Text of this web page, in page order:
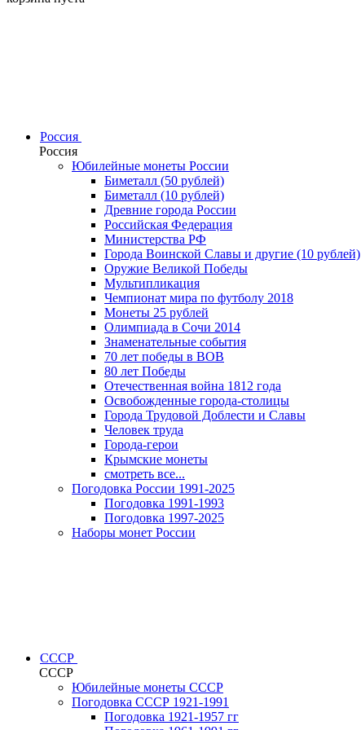
Россия
Россия
Юбилейные монеты России
Биметалл (50 рублей)
Биметалл (10 рублей)
Древние города России
Российская Федерация
Министерства РФ
Города Воинской Славы и другие (10 рублей)
Оружие Великой Победы
Мультипликация
Чемпионат мира по футболу 2018
Монеты 25 рублей
Олимпиада в Сочи 2014
Знаменательные события
70 лет победы в ВОВ
80 лет Победы
Отечественная война 1812 года
Освобожденные города-столицы
Города Трудовой Доблести и Славы
Человек труда
Города-герои
Крымские монеты
смотреть все...
Погодовка России 1991-2025
Погодовка 1991-1993
Погодовка 1997-2025
Наборы монет России
СССР
СССР
Юбилейные монеты СССР
Погодовка СССР 1921-1991
Погодовка 1921-1957 гг